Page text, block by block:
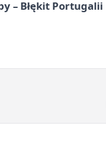
– Błękit Portugalii